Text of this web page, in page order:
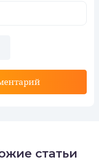
статьи